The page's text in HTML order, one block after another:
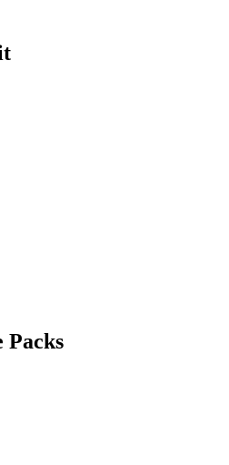
Packs